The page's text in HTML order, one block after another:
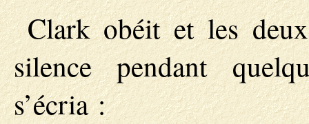
Clark obéit et les
silence pendant
s’écria :